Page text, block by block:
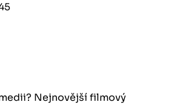
Nejnovější filmový